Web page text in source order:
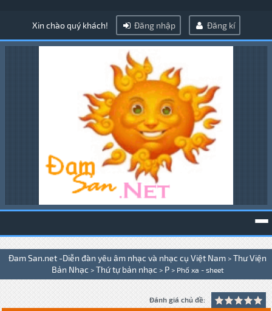
Xin chào quý khách! Đăng nhập Đăng kí
Đam San.net -Diễn đàn yêu âm nhạc và nhạc cụ Việt Nam > Thư Viện
Bản Nhạc > Thứ tự bản nhạc > P > Phố xa - sheet
Đánh giá chủ đề: